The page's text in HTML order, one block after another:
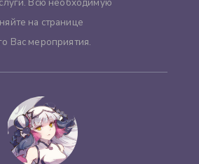
Всю необходимую
на странице
Вас мероприятия.